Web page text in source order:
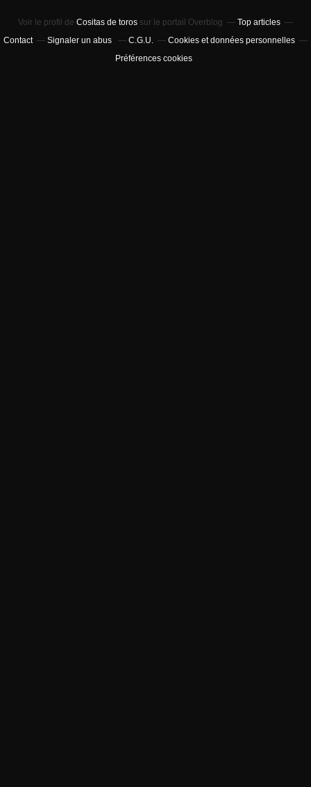
Voir le profil de Cositas de toros sur le portail Overblog
Top articles
Contact
Signaler un abus C.G.U.
Cookies et données personnelles
Préférences cookies